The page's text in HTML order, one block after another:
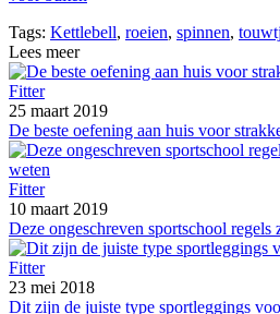
Tags: Kettlebell, roeien, spinnen,
Lees meer
Fitter
25 maart 2019
De beste oefening aan huis voor
Fitter
10 maart 2019
Deze ongeschreven sportschool regels
Fitter
23 mei 2018
Dit zijn de juiste type sportleggings